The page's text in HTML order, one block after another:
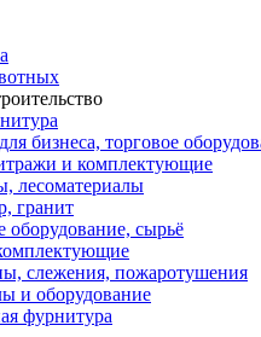
бизнеса, торговое
и комплектующие
лесоматериалы
гранит
сырьё
слежения, пожаротушения
и оборудование
фурнитура